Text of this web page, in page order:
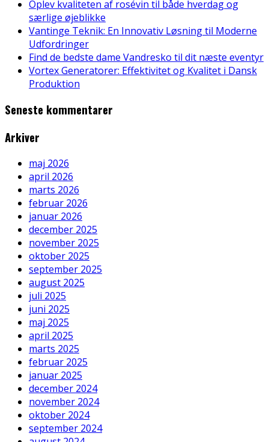
Oplev kvaliteten af rosévin til både hverdag og
særlige øjeblikke
Vantinge Teknik: En Innovativ Løsning til Moderne
Udfordringer
Find de bedste dame Vandresko til dit næste eventyr
Vortex Generatorer: Effektivitet og Kvalitet i Dansk
Produktion
Seneste kommentarer
Arkiver
maj 2026
april 2026
marts 2026
februar 2026
januar 2026
december 2025
november 2025
oktober 2025
september 2025
august 2025
juli 2025
juni 2025
maj 2025
april 2025
marts 2025
februar 2025
januar 2025
december 2024
november 2024
oktober 2024
september 2024